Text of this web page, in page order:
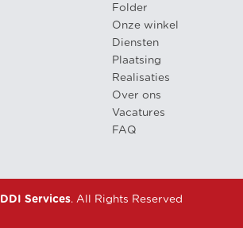
Folder
Onze winkel
Diensten
Plaatsing
Realisaties
Over ons
Vacatures
FAQ
DDI Services. All Rights Reserved